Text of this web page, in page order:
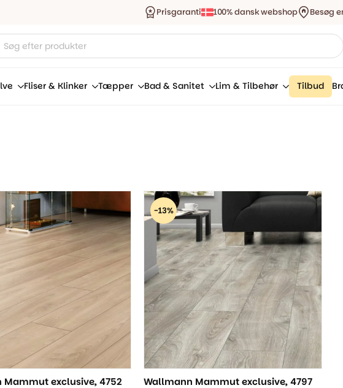
Prisgaranti 100% dansk webshop Besøg
Fliser & Klinker Tæpper Bad & Sanitet Lim & Tilbehør Tilbud
Mammut exclusive, 4752
-13%
Wallmann Mammut exclusive, 4797